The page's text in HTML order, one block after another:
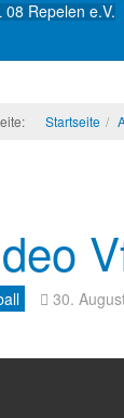
Startseite
30.